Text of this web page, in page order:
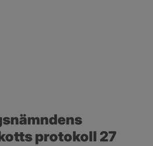
protokoll 27